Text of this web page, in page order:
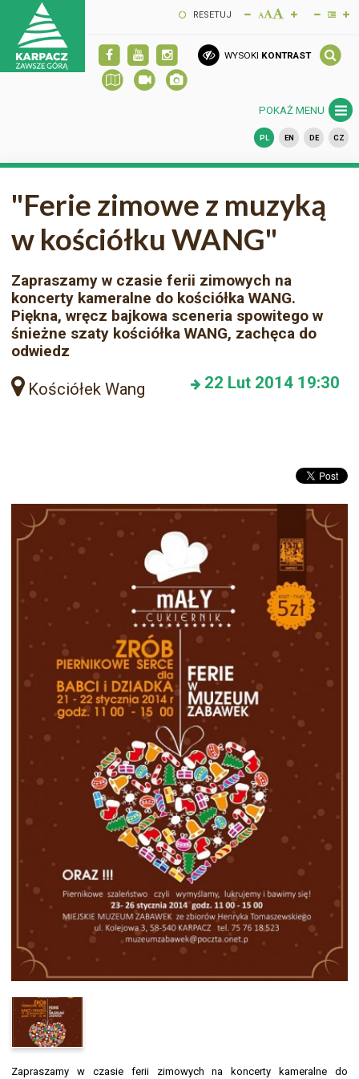
RESETUJ
WYSOKI KONTRAST
POKAŻ MENU
PL EN DE CZ
"Ferie zimowe z muzyką
w kościółku WANG"
Zapraszamy w czasie ferii zimowych na
koncerty kameralne do kościółka WANG.
Piękna, wręcz bajkowa sceneria spowitego w
śnieżne szaty kościółka WANG, zachęca do
odwiedz
Kościółek Wang 22 Lut 201419:30
Zapraszamy w czasie ferii zimowych na koncerty kameralne do